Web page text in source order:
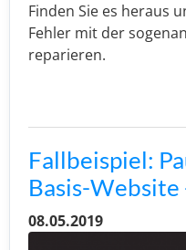
Finden Sie es heraus
Fehler mit der
reparieren.
Fallbeispiel:
Basis-Website
08.05.2019